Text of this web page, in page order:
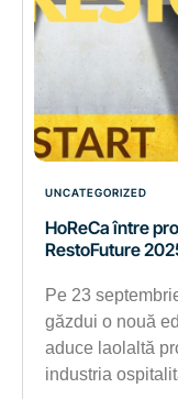
UNCATEGORIZED
HoReCa între
RestoFuture
Pe 23
găzdui o nouă
aduce laolaltă
industria